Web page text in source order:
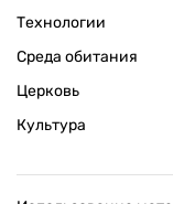
Технологии
Среда обитания
Церковь
Культура